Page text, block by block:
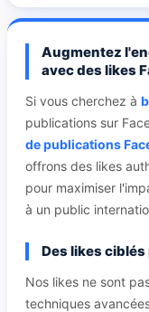
Augmentez
avec des likes
Si vous cherchez à
publications sur
de publications
offrons des likes
pour maximiser
à un public
Des likes
Nos likes ne sont
techniques